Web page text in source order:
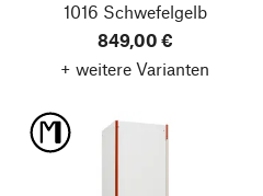
1016 Schwefelgelb
849,00 €
+ weitere Varianten